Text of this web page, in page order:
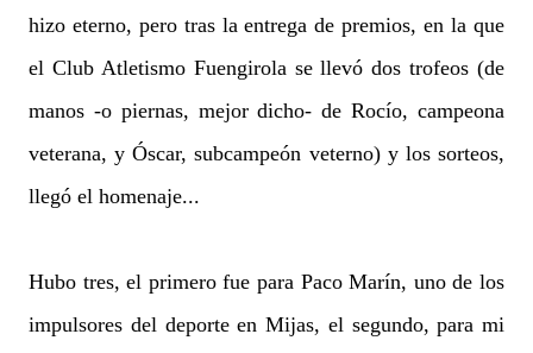
hizo eterno, pero tras la entrega de premios, en la que
el Club Atletismo Fuengirola se llevó dos trofeos (de
manos -o piernas, mejor dicho- de Rocío, campeona
veterana, y Óscar, subcampeón veterno) y los sorteos,
llegó el homenaje...
Hubo tres, el primero fue para Paco Marín, uno de los
impulsores del deporte en Mijas, el segundo, para mi